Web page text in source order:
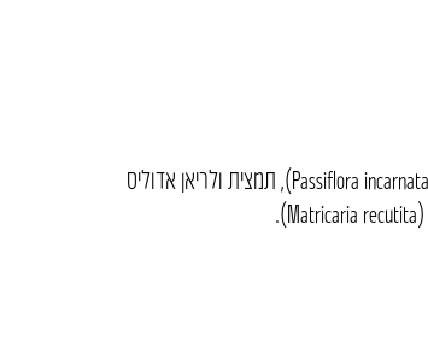
(Passiflora incarnata), תמצית ולריאן אדוליס
(Matricaria recutita).